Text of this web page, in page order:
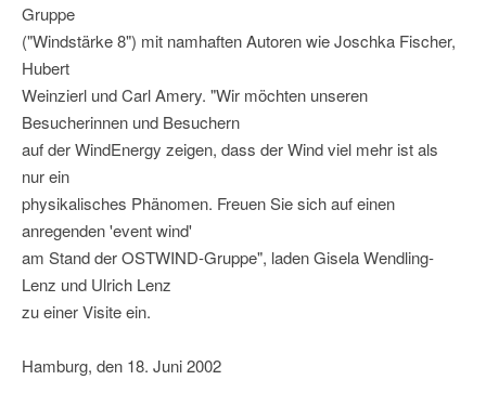
Gruppe
("Windstärke 8") mit namhaften Autoren wie Joschka Fischer,
Hubert
Weinzierl und Carl Amery. "Wir möchten unseren
Besucherinnen und Besuchern
auf der WindEnergy zeigen, dass der Wind viel mehr ist als
nur ein
physikalisches Phänomen. Freuen Sie sich auf einen
anregenden 'event wind'
am Stand der OSTWIND-Gruppe", laden Gisela Wendling-
Lenz und Ulrich Lenz
zu einer Visite ein.
Hamburg, den 18. Juni 2002